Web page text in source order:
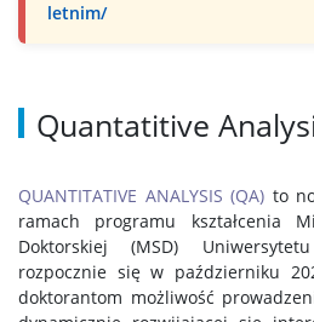
letnim/
Quantatitive
QUANTITATIVE ANALYSIS (QA) to
ramach programu kształcenia
Doktorskiej (MSD)
rozpocznie się w październiku
doktorantom możliwość